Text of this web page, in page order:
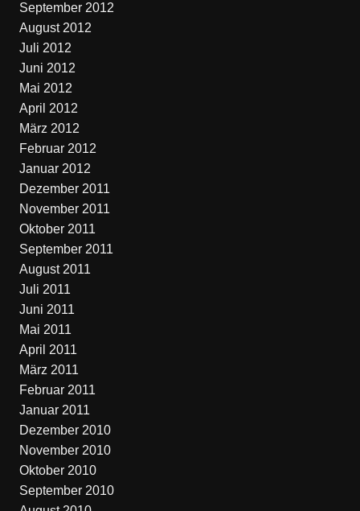
September 2012
August 2012
Juli 2012
Juni 2012
Mai 2012
April 2012
März 2012
Februar 2012
Januar 2012
Dezember 2011
November 2011
Oktober 2011
September 2011
August 2011
Juli 2011
Juni 2011
Mai 2011
April 2011
März 2011
Februar 2011
Januar 2011
Dezember 2010
November 2010
Oktober 2010
September 2010